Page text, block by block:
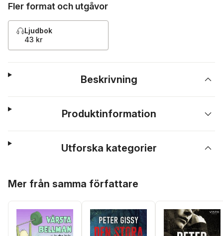
Fler format och utgåvor
Ljudbok
43 kr
Beskrivning
Produktinformation
Utforska kategorier
Mer från samma författare